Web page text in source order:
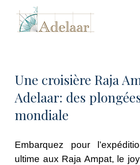
content
Une croisière Raja
Adelaar: des
mondiale
Embarquez pour
ultime aux Raja Ampat, le